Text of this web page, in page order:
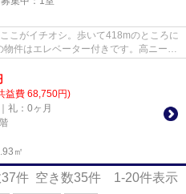
こがイチオシ。歩いて418mのところに
件はエレベーター付きです。高ニーズ
益費 68,750円)
礼：0ヶ月
㎡
37件 空き数35件 1-20件表示